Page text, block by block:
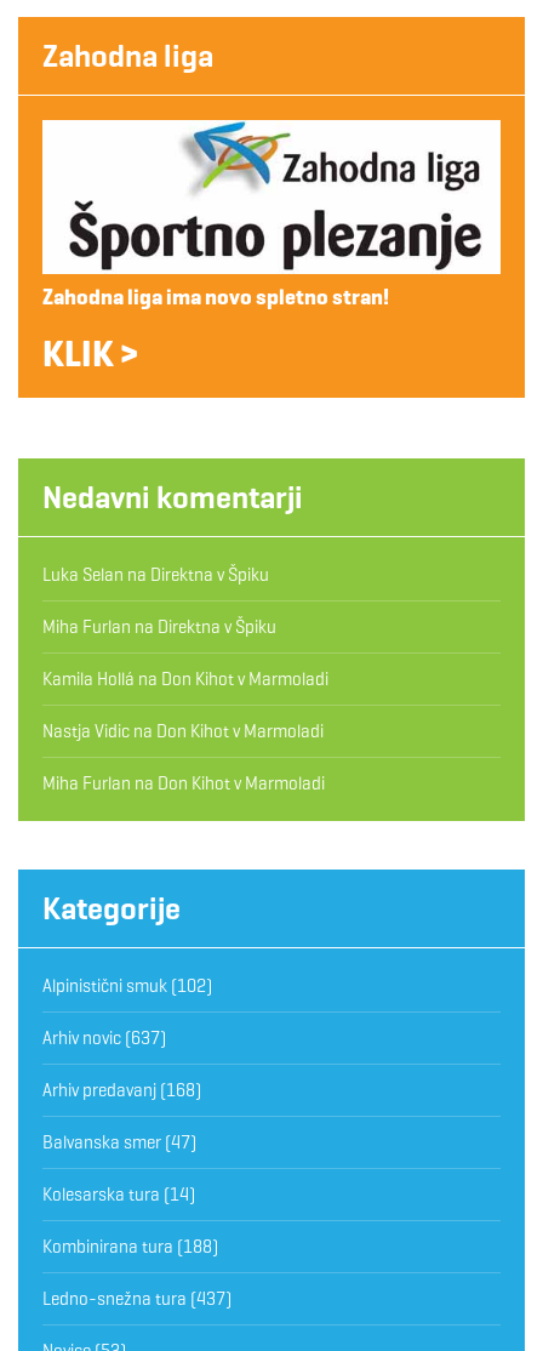
Zahodna liga
Zahodna liga ima novo spletno stran!
KLIK >
Nedavni komentarji
Luka Selan na Direktna v Špiku
Miha Furlan na Direktna v Špiku
Kamila Hollá na Don Kihot v Marmoladi
Nastja Vidic na Don Kihot v Marmoladi
Miha Furlan na Don Kihot v Marmoladi
Kategorije
Alpinistični smuk (102)
Arhiv novic (637)
Arhiv predavanj (168)
Balvanska smer (47)
Kolesarska tura (14)
Kombinirana tura (188)
Ledno-snežna tura (437)